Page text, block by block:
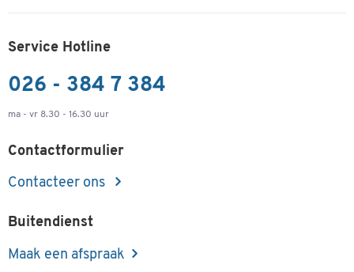
Service Hotline
026 - 384 7 384
ma - vr 8.30 - 16.30 uur
Contactformulier
Contacteer ons
Buitendienst
Maak een afspraak